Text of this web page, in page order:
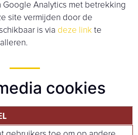
Google Analytics met betrekking
site vermijden door de
is via deze link te
cookies